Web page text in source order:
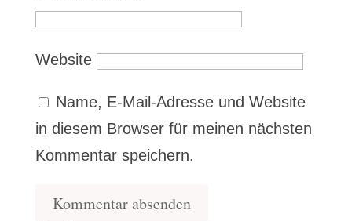
Website
Name, E-Mail-Adresse und Website
in diesem Browser für meinen nächsten
Kommentar speichern.